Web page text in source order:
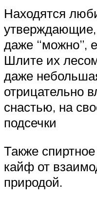
Находятся
утверждающие,
даже “можно”,
Шлите их
даже
отрицательно
снастью, на
подсечки
Также
кайф от
природой.